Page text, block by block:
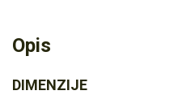
Opis
DIMENZIJE